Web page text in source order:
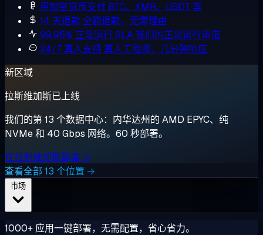
用加密货币支付 BTC、XMR、USDT 等
14 天退款全额退款，无需理由
99.95% 正常运行 SLA我们的正常运行承诺
24/7 真人支持 真人工程师，几分钟响应
新区域
拉斯维加斯已上线
我们的第 13 个数据中心：内华达州的 AMD EPYC、纯
NVMe 和 40 Gbps 网络。60 秒部署。
在拉斯维加斯部署 →
查看全部 13 个位置 →
1000+ 应用一键部署，无需配置，省心省力。